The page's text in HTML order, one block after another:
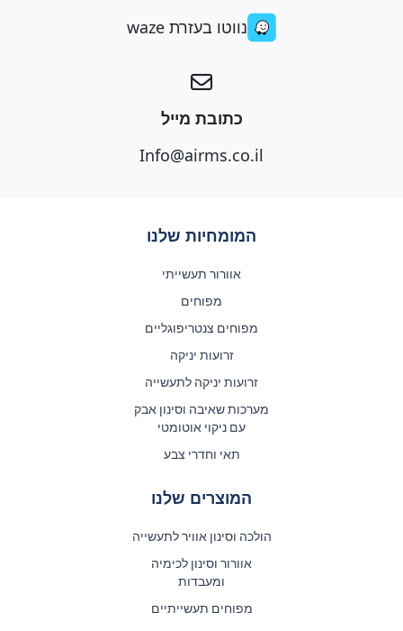
נווטו בעזרת waze
כתובת מייל
Info@airms.co.il
המומחיות שלנו
אוורור תעשייתי
מפוחים
מפוחים צנטריפוגליים
זרועות יניקה
זרועות יניקה לתעשייה
מערכות שאיבה וסינון אבק
עם ניקוי אוטומטי
תאי וחדרי צבע
המוצרים שלנו
הולכה וסינון אוויר לתעשייה
אוורור וסינון לכימיה
ומעבדות
מפוחים תעשייתיים